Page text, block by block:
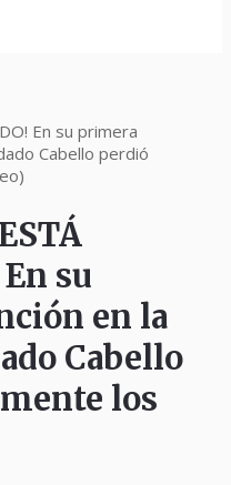
En su primera
Cabello perdió
su
en la
Cabello
los